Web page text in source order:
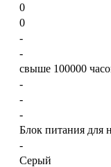
0
0
-
-
свыше 100000
-
-
-
Блок питания для
-
Серый